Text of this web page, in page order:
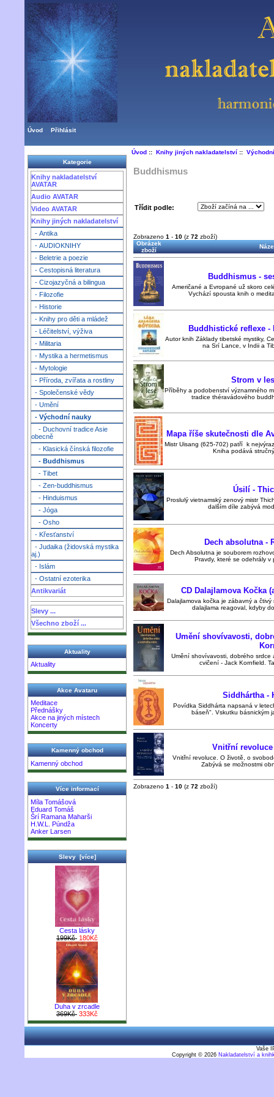
Úvod Přihlásit
Kategorie
Knihy nakladatelství
AVATAR
Audio AVATAR
Video AVATAR
Knihy jiných nakladatelství
- Antika
- AUDIOKNIHY
- Beletrie a poezie
- Cestopisná literatura
- Cizojazyčná a bilingua
- Filozofie
- Historie
- Knihy pro děti a mládež
- Léčitelství, výživa
- Militaria
- Mystika a hermetismus
- Mytologie
- Příroda, zvířata a rostliny
- Společenské vědy
- Umění
- Východní nauky
- Duchovní tradice Asie
obecně
- Klasická čínská filozofie
- Buddhismus
- Tibet
- Zen-buddhismus
- Hinduismus
- Jóga
- Osho
- Křesťanství
- Judaika (židovská mystika
aj.)
- Islám
- Ostatní ezoterika
Antikvariát
Slevy ...
Všechno zboží ...
Aktuality
Aktuality
Akce Avataru
Meditace
Přednášky
Akce na jiných místech
Koncerty
Kamenný obchod
Kamenný obchod
Více informací
Míla Tomášová
Eduard Tomáš
Šrí Ramana Maharši
H.W.L. Púndža
Anker Larsen
Slevy [více]
Cesta lásky
199Kč 180Kč
Duha v zrcadle
369Kč 333Kč
Úvod:: Knihy jiných nakladatelství::
Buddhismus
Třídit podle:
Zobrazeno 1 - 10 (z 72 zboží)
Obrázek
zboží
Buddhismus -
Američané a Evropané už skoro
Vychází spousta knih o
Buddhistické reflexe -
Autor knih Základy tibetské mystiky,
na Srí Lance, v Indii a
Strom v
Příběhy a podobenství významného
tradice théravádového
Mapa říše skutečnosti dle
Mistr Uisang (625-702) patří k
Kniha podává
Úsilí -
Proslulý vietnamský zenový mistr
dalším díle zabývá
Dech absolutna -
Dech Absolutna je souborem
Pravdy, které se odehrály
CD Dalajlamova Kočka
Dalajlamova kočka je zábavný a
dalajlama reagoval, kdyby
Umění shovívavosti,
Umění shovívavosti, dobrého
cvičení - Jack Kornfield.
Siddhártha -
Povídka Siddhárta napsaná v
báseň". Vskutku básnickým
Vnitřní
Vnitřní revoluce. O životě, o
Zabývá se možnostmi
Zobrazeno 1 - 10 (z 72 zboží)
Vaše
Copyright © 2026 Nakladatelství a